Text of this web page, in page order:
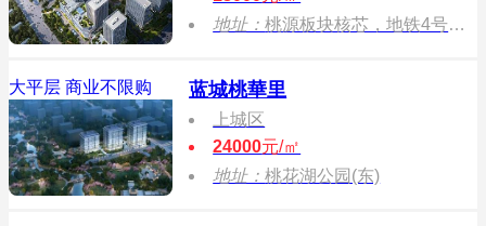
地址：桃源板块核芯，地铁4号线桃源街站往北约60米
大平层 商业不限购 蓝城桃華里
上城区
24000元/㎡
地址：桃花湖公园(东)